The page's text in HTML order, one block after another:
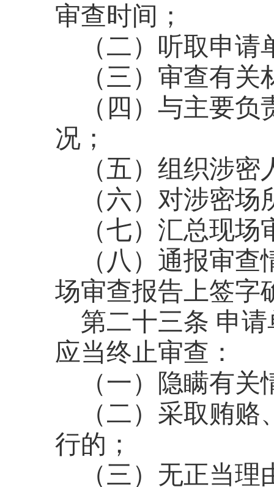
审查时间；
（二）听取申
（三）审查有关
（四）与主要
况；
（五）组织涉
（六）对涉密
（七）汇总现
（八）通报审
场审查报告上签字
第二十三条 申
应当终止审查：
（一）隐瞒有
（二）采取贿
行的；
（三）无正当